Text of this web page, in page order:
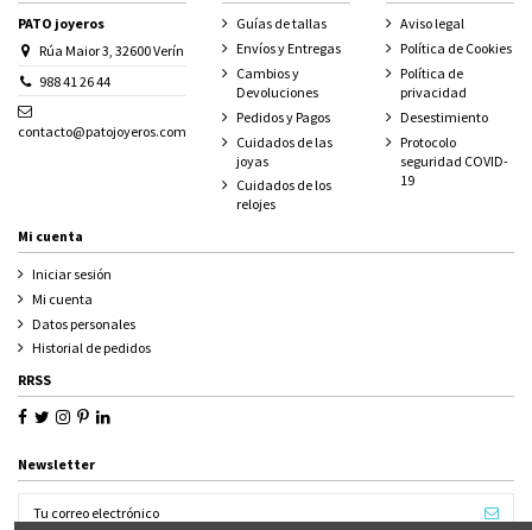
PATO joyeros
Rúa Maior 3, 32600 Verín
988 41 26 44
contacto@patojoyeros.com
Guías de tallas
Envíos y Entregas
Cambios y
Devoluciones
Pedidos y Pagos
Cuidados de las
joyas
Cuidados de los
relojes
Aviso legal
Política de Cookies
Política de
privacidad
Desestimiento
Protocolo
seguridad COVID-
19
Mi cuenta
Iniciar sesión
Mi cuenta
Datos personales
Historial de pedidos
RRSS
Newsletter